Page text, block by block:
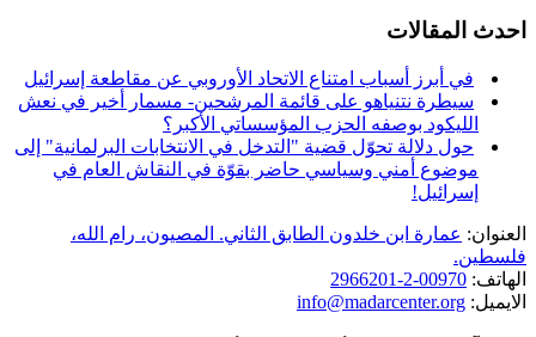
احدث المقالات
في أبرز أسباب امتناع الاتحاد الأوروبي عن مقاطعة إسرائيل
سيطرة نتنياهو على قائمة المرشحين- مسمار أخير في نعش
الليكود بوصفه الحزب المؤسساتي الأكبر؟
حول دلالة تحوّل قضية "التدخل في الانتخابات البرلمانية" إلى
موضوع أمني وسياسي حاضر بقوّة في النقاش العام في
إسرائيل!
العنوان: عمارة ابن خلدون الطابق الثاني. المصيون، رام الله،
فلسطين.
الهاتف: 00970-2-2966201
الايميل: info@madarcenter.org